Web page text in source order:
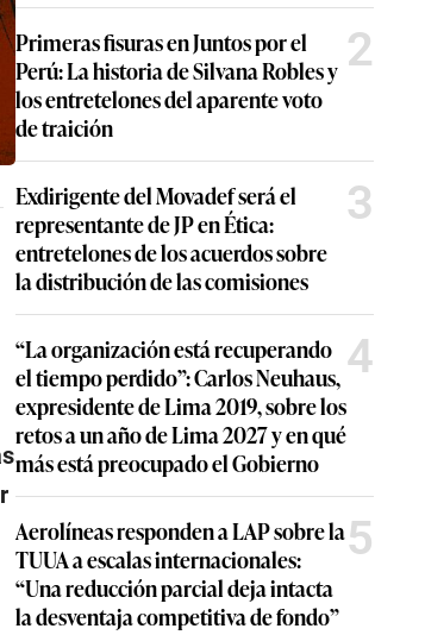
Primeras fisuras en Juntos por el
Perú: La historia de Silvana Robles y
los entretelones del aparente voto
de traición
2
Exdirigente del Movadef será el
representante de JP en Ética:
entretelones de los acuerdos sobre
la distribución de las comisiones
3
“La organización está recuperando
el tiempo perdido”: Carlos Neuhaus,
expresidente de Lima 2019, sobre los
retos a un año de Lima 2027 y en qué
más está preocupado el Gobierno
4
Aerolíneas responden a LAP sobre la
TUUA a escalas internacionales:
“Una reducción parcial deja intacta
la desventaja competitiva de fondo”
5